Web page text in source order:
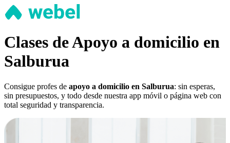
Clases de Apoyo a domicilio en
Salburua
Consigue profes de apoyo a domicilio en Salburua: sin esperas,
sin presupuestos, y todo desde nuestra app móvil o página web con
total seguridad y transparencia.